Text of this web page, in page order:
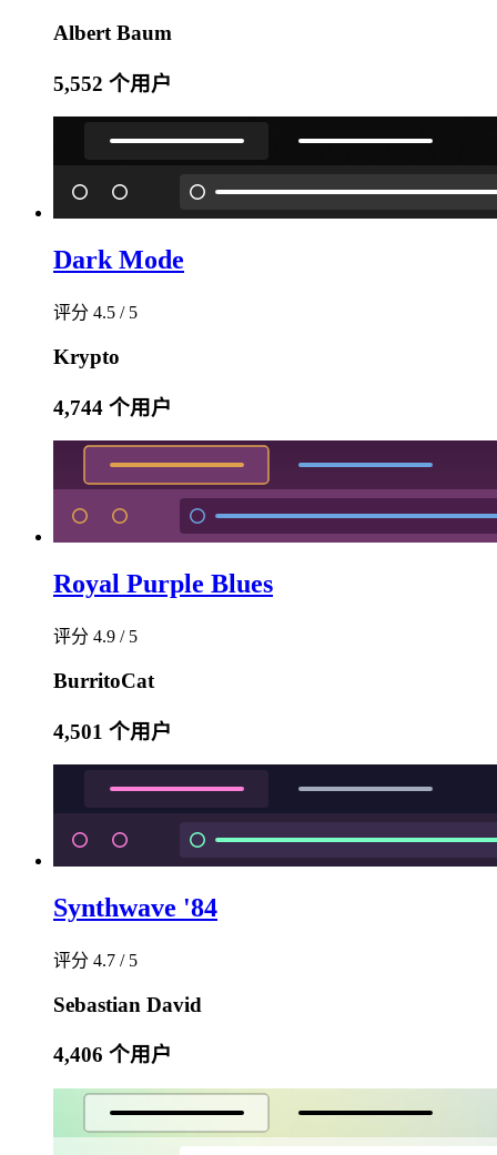
Albert Baum
5,552 个用户
Dark Mode
评分 4.5 / 5
Krypto
4,744 个用户
Royal Purple Blues
评分 4.9 / 5
BurritoCat
4,501 个用户
Synthwave '84
评分 4.7 / 5
Sebastian David
4,406 个用户